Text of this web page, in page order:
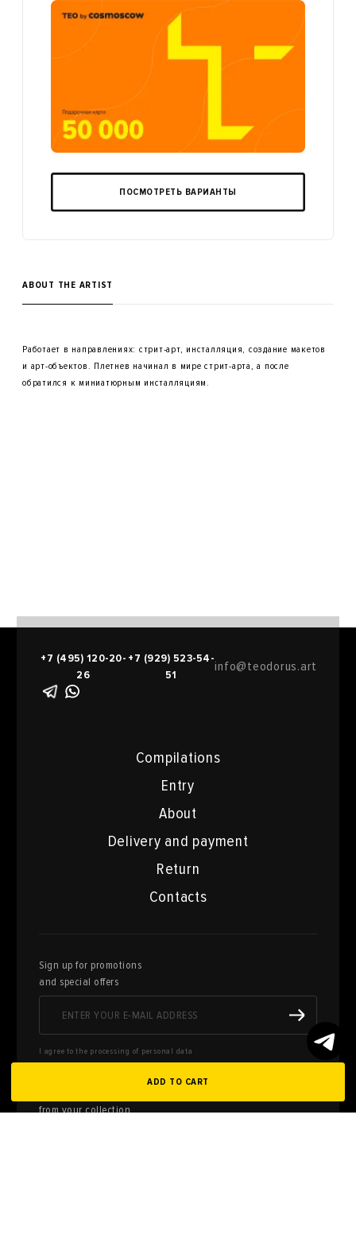
ADD TO CART
ПОСМОТРЕТЬ ВАРИАНТЫ
ABOUT THE ARTIST
Работает в направлениях: стрит-арт, инсталляция, создание макетов
и арт-объектов. Плетнев начинал в мире стрит-арта, а после
обратился к миниатюрным инсталляциям.
Compilations
Entry
About
Delivery and payment
Return
Contacts
+7 (495) 120-20-
26
+7 (929) 523-54-
51
info@teodorus.art
Sign up for promotions
and special offers
I agree to the processing of personal data
from your collection